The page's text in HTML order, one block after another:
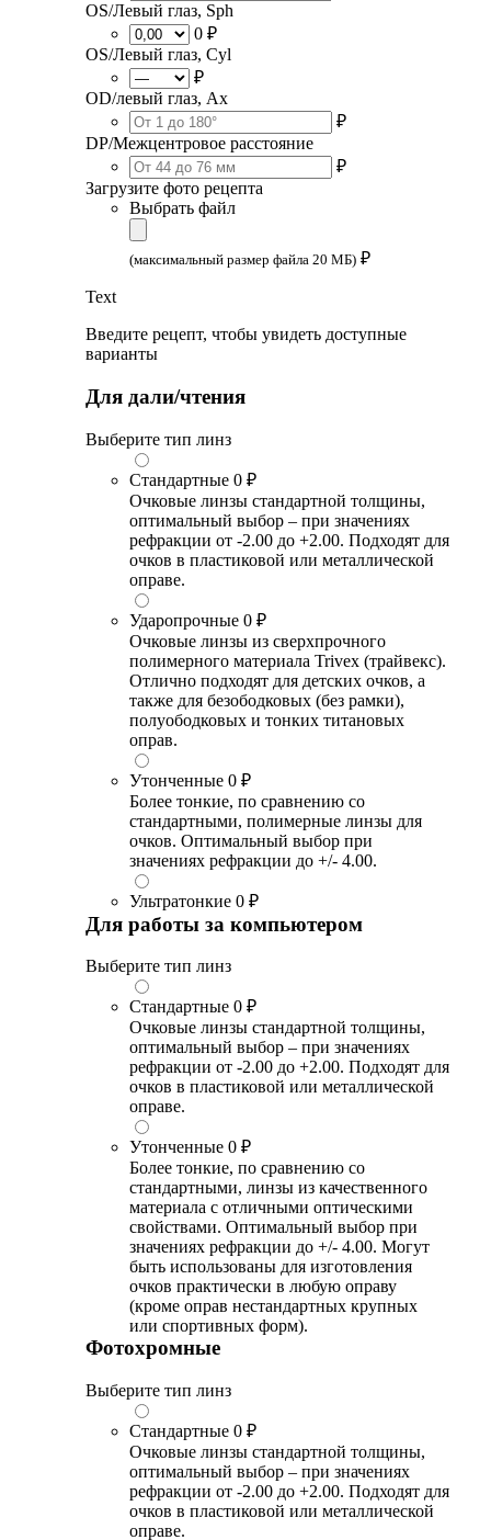
OS/Левый глаз, Sph
0 ₽
OS/Левый глаз, Cyl
₽
OD/левый глаз, Ax
₽
DP/Межцентровое расстояние
₽
Загрузите фото рецепта
Выбрать файл
(максимальный размер файла 20 МБ) ₽
Text
Введите рецепт, чтобы увидеть доступные
варианты
Для дали/чтения
Выберите тип линз
Стандартные 0 ₽
Очковые линзы стандартной толщины,
оптимальный выбор – при значениях
рефракции от -2.00 до +2.00. Подходят для
очков в пластиковой или металлической
оправе.
Ударопрочные 0 ₽
Очковые линзы из сверхпрочного
полимерного материала Trivex (трайвекс).
Отлично подходят для детских очков, а
также для безободковых (без рамки),
полуободковых и тонких титановых
оправ.
Утонченные 0 ₽
Более тонкие, по сравнению со
стандартными, полимерные линзы для
очков. Оптимальный выбор при
значениях рефракции до +/- 4.00.
Ультратонкие 0 ₽
Для работы за компьютером
Выберите тип линз
Стандартные 0 ₽
Очковые линзы стандартной толщины,
оптимальный выбор – при значениях
рефракции от -2.00 до +2.00. Подходят для
очков в пластиковой или металлической
оправе.
Утонченные 0 ₽
Более тонкие, по сравнению со
стандартными, линзы из качественного
материала с отличными оптическими
свойствами. Оптимальный выбор при
значениях рефракции до +/- 4.00. Могут
быть использованы для изготовления
очков практически в любую оправу
(кроме оправ нестандартных крупных
или спортивных форм).
Фотохромные
Выберите тип линз
Стандартные 0 ₽
Очковые линзы стандартной толщины,
оптимальный выбор – при значениях
рефракции от -2.00 до +2.00. Подходят для
очков в пластиковой или металлической
оправе.